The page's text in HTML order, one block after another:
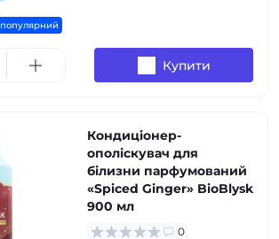
популярний
Купити
Кондиціонер-
ополіскувач для
білизни парфумований
«Spiced Ginger» BioBlysk
900 мл
0